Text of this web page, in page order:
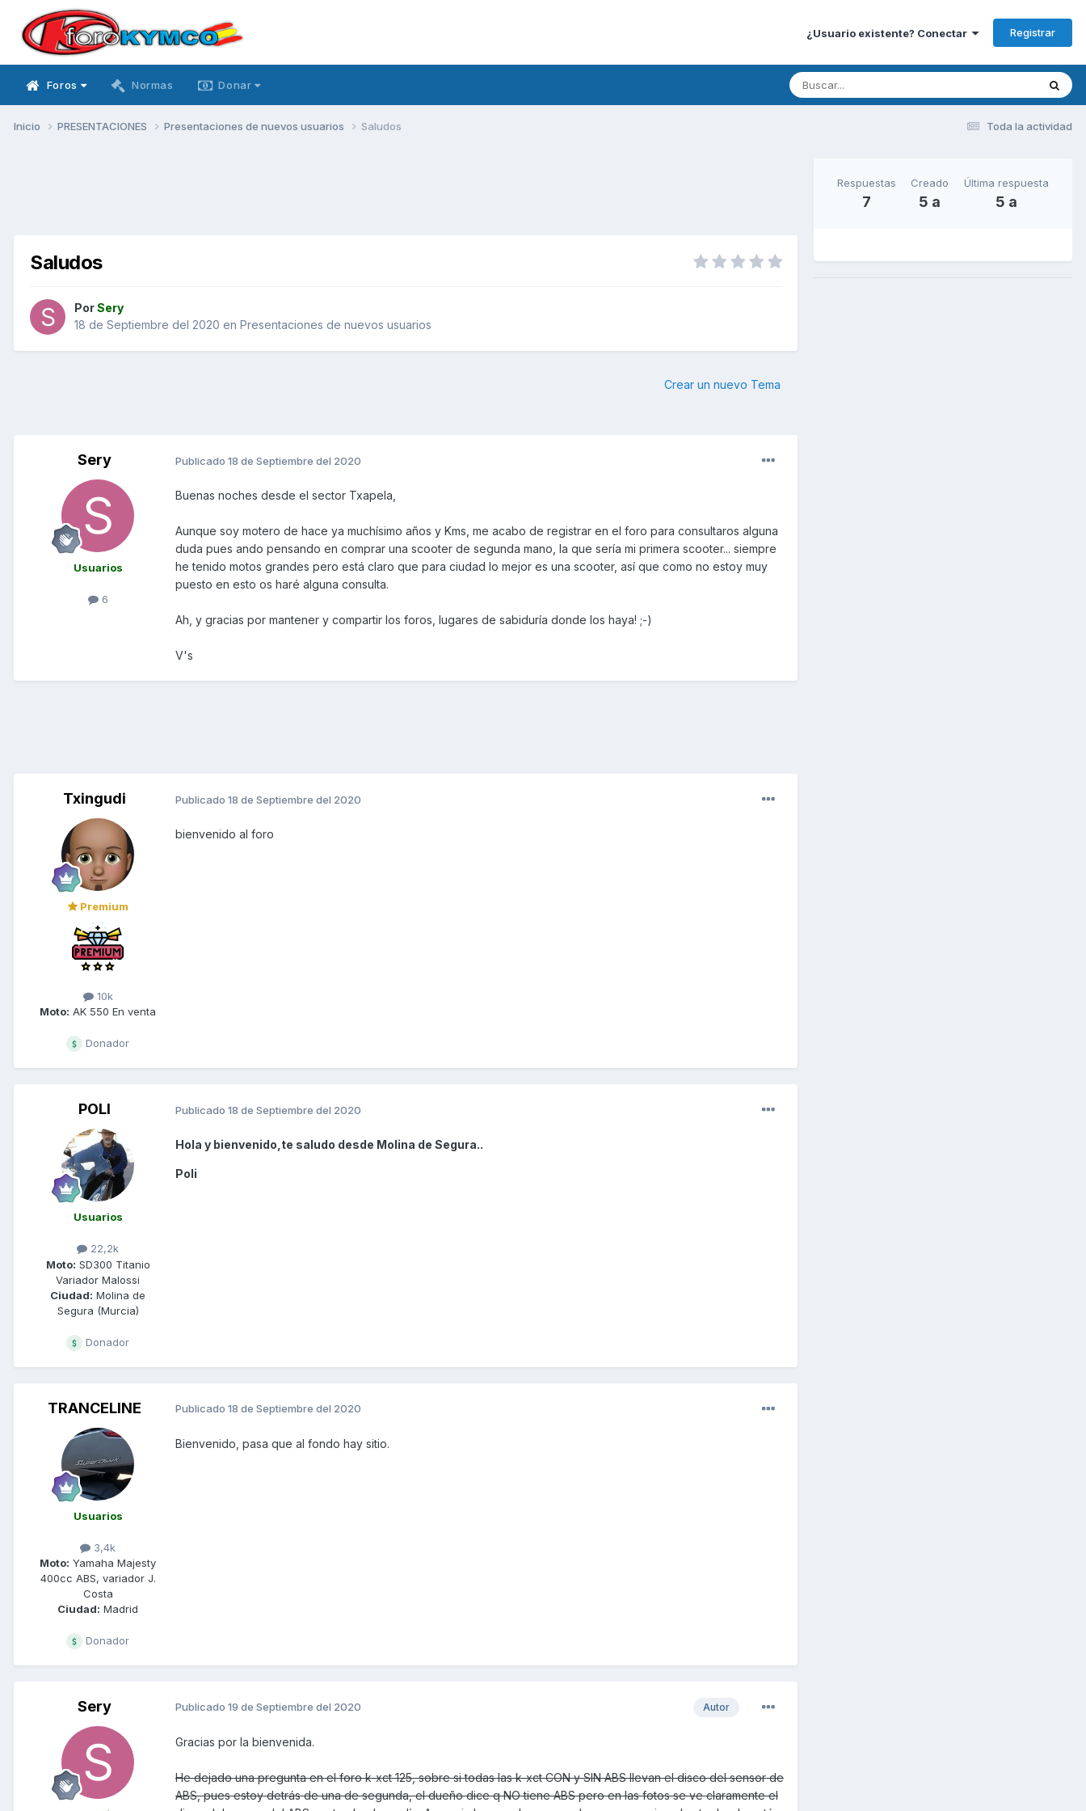
¿Usuario existente? Conectar Registrar
Foros Normas Donar
Toda la actividad
Inicio PRESENTACIONES Presentaciones de nuevos usuarios Saludos
Saludos
PorSery
18 de Septiembre del 2020 en Presentaciones de nuevos usuarios
Crear un nuevo Tema
Sery
Usuarios
6
Publicado 18 de Septiembre del 2020
Buenas noches desde el sector Txapela,
Aunque soy motero de hace ya muchísimo años y Kms, me acabo de registrar en el foro para consultaros alguna
duda pues ando pensando en comprar una scooter de segunda mano, la que sería mi primera scooter... siempre
he tenido motos grandes pero está claro que para ciudad lo mejor es una scooter, así que como no estoy muy
puesto en esto os haré alguna consulta.
Ah, y gracias por mantener y compartir los foros, lugares de sabiduría donde los haya! ;-)
V's
Txingudi
Premium
10k
Moto: AK 550 En venta
Donador
Publicado 18 de Septiembre del 2020
bienvenido al foro
POLI
Usuarios
22,2k
Moto: SD300 Titanio
Variador Malossi
Ciudad: Molina de
Segura (Murcia)
Donador
Publicado 18 de Septiembre del 2020
Hola y bienvenido,te saludo desde Molina de Segura..
Poli
TRANCELINE
Usuarios
3,4k
Moto: Yamaha Majesty
400cc ABS, variador J.
Costa
Ciudad: Madrid
Donador
Publicado 18 de Septiembre del 2020
Bienvenido, pasa que al fondo hay sitio.
Sery Autor
Publicado 19 de Septiembre del 2020
Gracias por la bienvenida.
He dejado una pregunta en el foro k-xct 125, sobre si todas las k-xct CON y SIN ABS llevan el disco del sensor de
ABS, pues estoy detrás de una de segunda, el dueño dice q NO tiene ABS pero en las fotos se ve claramente el
Respuestas
7
Creado
5 a
Última respuesta
5 a